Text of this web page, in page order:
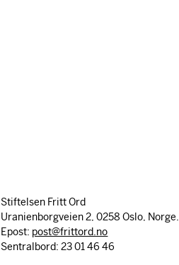
Stiftelsen Fritt Ord
Uranienborgveien 2, 0258 Oslo, Norge.
Epost: post@frittord.no
Sentralbord: 23 01 46 46